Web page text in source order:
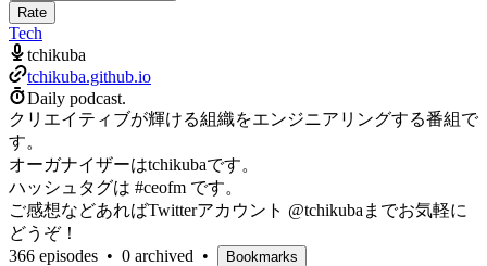
Rate
Tech
tchikuba
tchikuba.github.io
Daily podcast.
クリエイティブが輝ける組織をエンジニアリングする番組で
す。
オーガナイザーはtchikubaです。
ハッシュタグは #ceofm です。
ご感想などあればTwitterアカウント @tchikubaまでお気軽に
どうぞ！
366 episodes • 0 archived • Bookmarks